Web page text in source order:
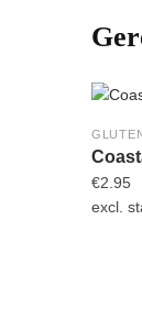
€2.95
excl.